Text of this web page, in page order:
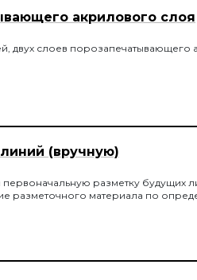
акрилового слоя
двух слоев порозапечатывающего
(вручную)
первоначальную разметку будущих
разметочного материала по